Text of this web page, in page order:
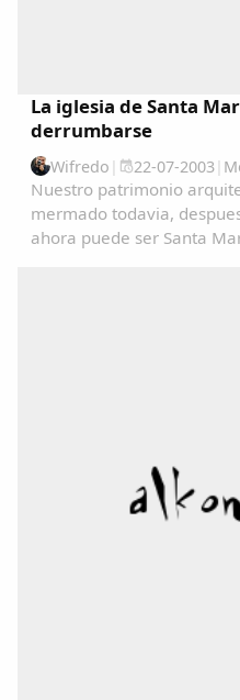
La iglesia de Santa
derrumbarse
Wifredo | 22-07-2003|
Nuestro patrimonio
mermado todavia,
ahora puede ser Santa